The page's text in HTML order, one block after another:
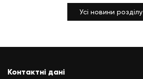
Усі новини розділу
Контактні дані